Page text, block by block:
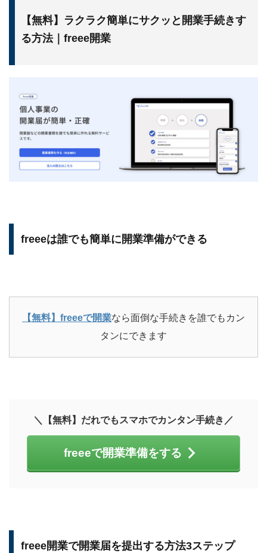
【無料】ラクラク簡単にサクッと開業手続きす
る方法｜freee開業
freeeは誰でも簡単に開業準備ができる
【無料】freeeで開業なら面倒な手続きを誰でもカン
タンにできます
＼【無料】だれでもスマホでカンタン手続き／
freeeで開業準備をする
freee開業で開業届を提出する方法3ステップ